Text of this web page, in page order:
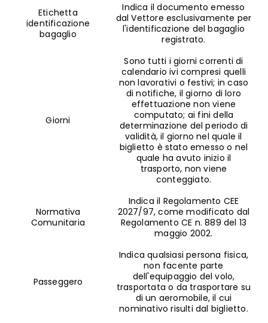
Etichetta
identificazione
bagaglio
Indica il documento emesso
dal Vettore esclusivamente per
l'identificazione del bagaglio
registrato.
Giorni
Sono tutti i giorni correnti di
calendario ivi compresi quelli
non lavorativi o festivi; in caso
di notifiche, il giorno di loro
effettuazione non viene
computato; ai fini della
determinazione del periodo di
validità, il giorno nel quale il
biglietto è stato emesso o nel
quale ha avuto inizio il
trasporto, non viene
conteggiato.
Normativa
Comunitaria
Indica il Regolamento CEE
2027/97, come modificato dal
Regolamento CE n. 889 del 13
maggio 2002.
Passeggero
Indica qualsiasi persona fisica,
non facente parte
dell'equipaggio del volo,
trasportata o da trasportare su
di un aeromobile, il cui
nominativo risulti dal biglietto.